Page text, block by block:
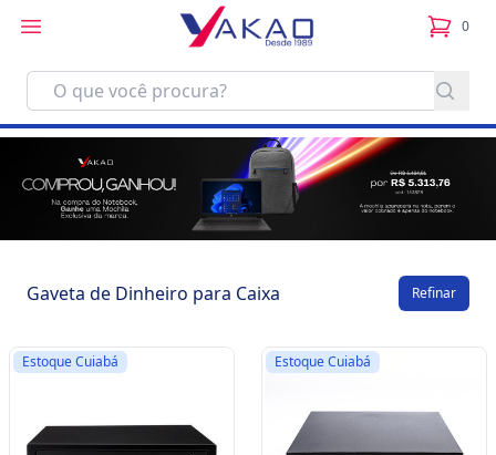
0
itens
Gaveta de Dinheiro para Caixa Refinar
Estoque Cuiabá Estoque Cuiabá